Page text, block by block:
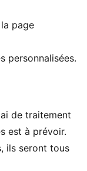
page
personnalisées.
de traitement
est à prévoir.
ils seront tous